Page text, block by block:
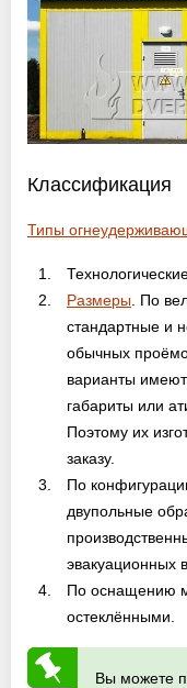
Классификация
Типы
Размеры . По
стандартные и
обычных
варианты
габариты или
Поэтому их
заказу.
По
двупольные
эвакуационных
По оснащению
остеклёнными.
Вы можете